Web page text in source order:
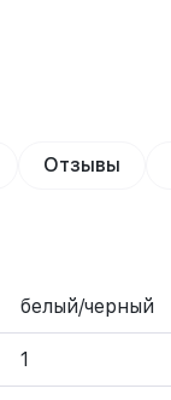
Отзывы
белый/черный
1